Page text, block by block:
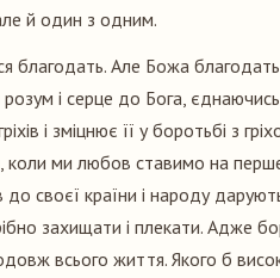
й один з одним.
благодать. Але Божа
розум і серце до Бога,
і зміцнює її у боротьбі з
коли ми любов ставимо на
своєї країни і народу
захищати і плекати. Адже
всього життя. Якого б